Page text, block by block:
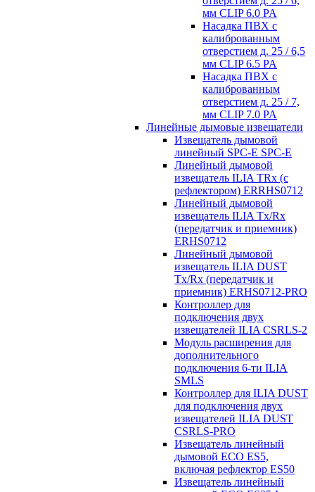
мм CLIP 6.0 PA
Насадка ПВХ с
калиброванным
отверстием д. 25 / 6,5
мм CLIP 6.5 PA
Насадка ПВХ с
калиброванным
отверстием д. 25 / 7,
мм CLIP 7.0 PA
Линейные дымовые извещатели
Извещатель дымовой
линейный SPC-E SPC-E
Линейный дымовой
извещатель ILIA TRx (с
рефлектором) ERRHS0712
Линейный дымовой
извещатель ILIA Tx/Rx
(передатчик и приемник)
ERHS0712
Линейный дымовой
извещатель ILIA DUST
Tx/Rx (передатчик и
приемник) ERHS0712-PRO
Контроллер для
подключения двух
извещателей ILIA CSRLS-2
Модуль расширения для
дополнительного
подключения 6-ти ILIA
SMLS
Контроллер для ILIA DUST
для подключения двух
извещателей ILIA DUST
CSRLS-PRO
Извещатель линейный
дымовой ECO ES5,
включая рефлектор ES50
Извещатель линейный